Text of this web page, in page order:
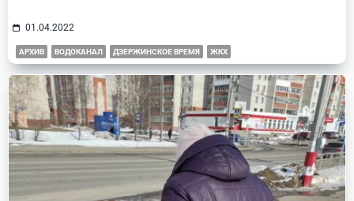
01.04.2022
АРХИВ ВОДОКАНАЛ ДЗЕРЖИНСКОЕ ВРЕМЯ ЖКХ